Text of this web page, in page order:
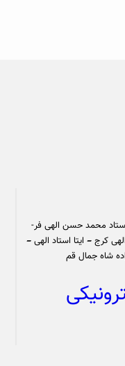
محمد حسن الهی فر-
کرج – ایتا استاد الهی –
شاه جمال قم